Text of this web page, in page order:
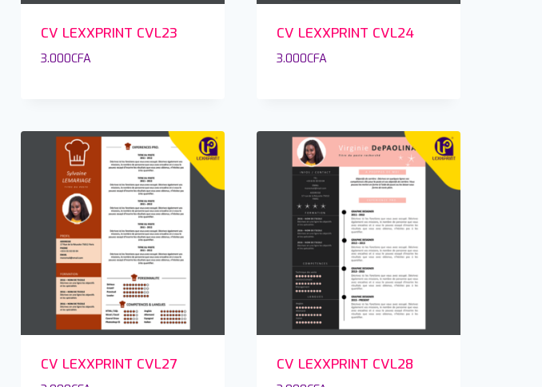
CV LEXXPRINT CVL23
3.000CFA
CV LEXXPRINT CVL24
3.000CFA
CV LEXXPRINT CVL27 CV LEXXPRINT CVL28